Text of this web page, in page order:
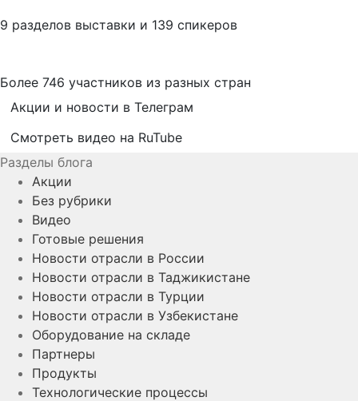
9 разделов выставки и 139 спикеров
Более 746 участников из разных стран
Акции и новости в Телеграм
Смотреть видео на RuTube
Разделы блога
Акции
Без рубрики
Видео
Готовые решения
Новости отрасли в России
Новости отрасли в Таджикистане
Новости отрасли в Турции
Новости отрасли в Узбекистане
Оборудование на складе
Партнеры
Продукты
Технологические процессы